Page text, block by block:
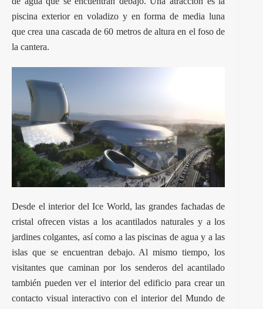
piscina exterior en voladizo y en forma de media luna
que crea una cascada de 60 metros de altura en el foso de
la cantera.
Desde el interior del Ice World, las grandes fachadas de
cristal ofrecen vistas a los acantilados naturales y a los
jardines colgantes, así como a las piscinas de agua y a las
islas que se encuentran debajo. Al mismo tiempo, los
visitantes que caminan por los senderos del acantilado
también pueden ver el interior del edificio para crear un
contacto visual interactivo con el interior del Mundo de